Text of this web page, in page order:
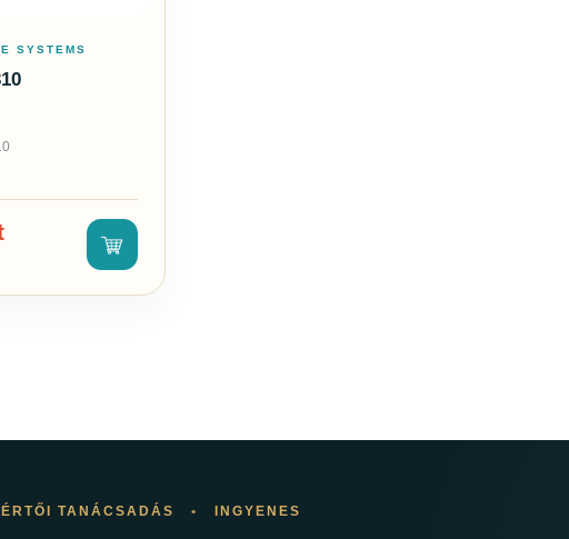
SYSTEMS
TANÁCSADÁS • INGYENES